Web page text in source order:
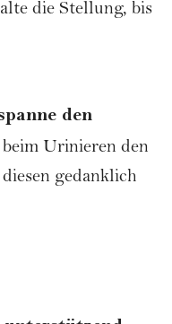
die Stellung, bis
den
Urinieren den
gedanklich